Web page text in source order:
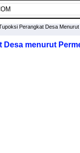
Perangkat Desa
Desa menurut